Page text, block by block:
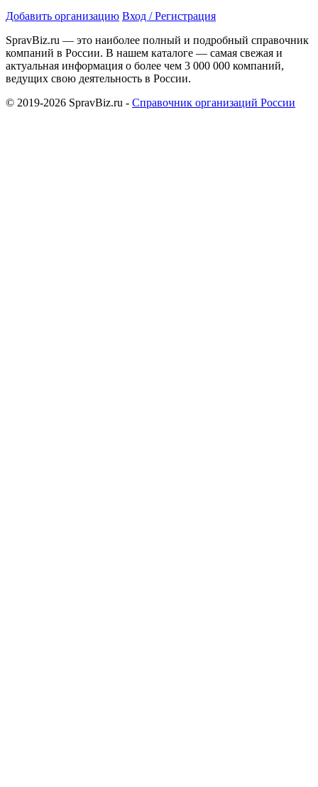
Добавить организацию Вход / Регистрация
SpravBiz.ru — это наиболее полный и подробный справочник
компаний в России. В нашем каталоге — самая свежая и
актуальная информация о более чем 3 000 000 компаний,
ведущих свою деятельность в России.
© 2019-2026 SpravBiz.ru - Справочник организаций России